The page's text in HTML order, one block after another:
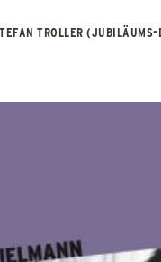
TROLLER (JUBILÄUMS-